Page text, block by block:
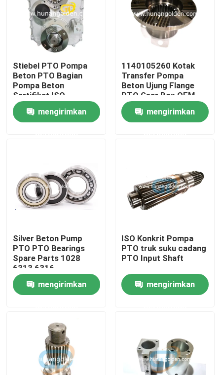
Rumah
Produk
Tur Pabrik
Hubungi kami
Berita
Suku Cadang Pompa Beton
Pipa Pengiriman Pompa Beton
Stiebel PTO Pompa
Beton PTO Bagian
Pompa Beton
Sertifikat ISO
mengirimkan
1140105260 Kotak
Transfer Pompa
Beton Ujung Flange
PTO Gear Box OEM
A820203001630
mengirimkan
Silver Beton Pump
PTO PTO Bearings
Spare Parts 1028
6313 6316
mengirimkan
ISO Konkrit Pompa
PTO truk suku cadang
PTO Input Shaft
mengirimkan